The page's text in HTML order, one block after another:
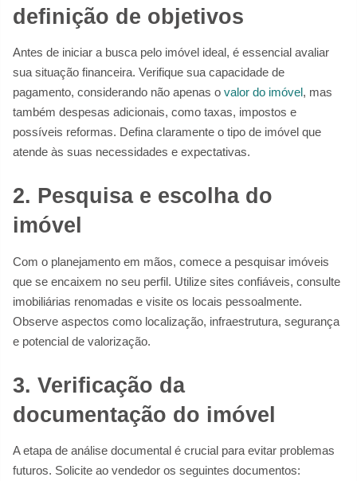
definição de objetivos
Antes de iniciar a busca pelo imóvel ideal, é essencial avaliar
sua situação financeira. Verifique sua capacidade de
pagamento, considerando não apenas o valor do imóvel, mas
também despesas adicionais, como taxas, impostos e
possíveis reformas. Defina claramente o tipo de imóvel que
atende às suas necessidades e expectativas.
2. Pesquisa e escolha do
imóvel
Com o planejamento em mãos, comece a pesquisar imóveis
que se encaixem no seu perfil. Utilize sites confiáveis, consulte
imobiliárias renomadas e visite os locais pessoalmente.
Observe aspectos como localização, infraestrutura, segurança
e potencial de valorização.
3. Verificação da
documentação do imóvel
A etapa de análise documental é crucial para evitar problemas
futuros. Solicite ao vendedor os seguintes documentos: